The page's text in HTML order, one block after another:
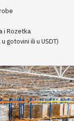
i Rozetka
gotovini ili u USDT)